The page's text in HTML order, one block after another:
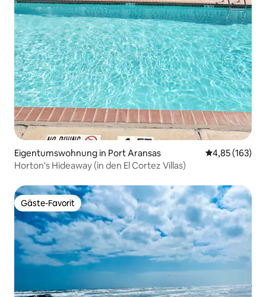
Eigentumswohnung in Port Aransas
4,85 (163)
Horton's Hideaway (in den El Cortez Villas)
Gäste-Favorit
Gäste-Favorit